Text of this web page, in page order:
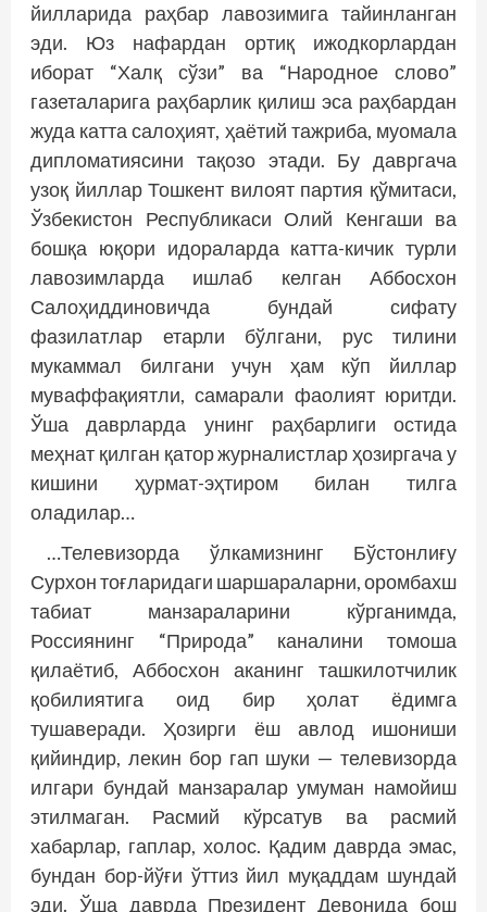
йилларида раҳбар лавозимига тайинланган
эди. Юз нафардан ортиқ ижодкорлардан
иборат “Халқ сўзи” ва “Народное слово”
газеталарига раҳбарлик қилиш эса раҳбардан
жуда катта салоҳият, ҳаётий тажриба, муомала
дипломатиясини тақозо этади. Бу давргача
узоқ йиллар Тошкент вилоят партия қўмитаси,
Ўзбекистон Республикаси Олий Кенгаши ва
бошқа юқори идораларда катта-кичик турли
лавозимларда ишлаб келган Аббосхон
Салоҳиддиновичда бундай сифату
фазилатлар етарли бўлгани, рус тилини
мукаммал билгани учун ҳам кўп йиллар
муваффақиятли, самарали фаолият юритди.
Ўша даврларда унинг раҳбарлиги остида
меҳнат қилган қатор журналистлар ҳозиргача у
кишини ҳурмат-эҳтиром билан тилга
оладилар…
…Телевизорда ўлкамизнинг Бўстонлиғу
Сурхон тоғларидаги шаршараларни, оромбахш
табиат манзараларини кўрганимда,
Россиянинг “Природа” каналини томоша
қилаётиб, Аббосхон аканинг ташкилотчилик
қобилиятига оид бир ҳолат ёдимга
тушаверади. Ҳозирги ёш авлод ишониши
қийиндир, лекин бор гап шуки — телевизорда
илгари бундай манзаралар умуман намойиш
этилмаган. Расмий кўрсатув ва расмий
хабарлар, гаплар, холос. Қадим даврда эмас,
бундан бор-йўғи ўттиз йил муқаддам шундай
эди. Ўша даврда Президент Девонида бош